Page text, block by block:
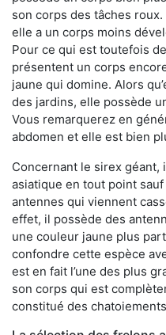
son corps des tâches
elle a un corps moins
Pour ce qui est toutefois
présentent un corps
jaune qui domine. Alors
des jardins, elle possède
Vous remarquerez en
abdomen et elle est bien
Concernant le sirex
asiatique en tout point
antennes qui viennent
effet, il possède des
une couleur jaune plus
confondre cette espèce
est en fait l’une des plus
son corps qui est
constitué des